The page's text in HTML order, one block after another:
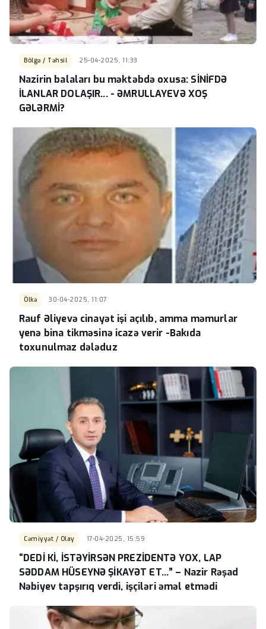
Bölgə / Təhsil 25-04-2025, 11:33
Nazirin balaları bu məktəbdə oxusa: SİNİFDƏ
İLANLAR DOLAŞIR... - ƏMRULLAYEVƏ XOŞ
GƏLƏRMİ?
Ölkə 30-04-2025, 11:07
Rauf Əliyevə cinayət işi açılıb, amma məmurlar
yenə bina tikməsinə icazə verir -Bakıda
toxunulmaz dələduz
Cəmiyyət / Olay 17-04-2025, 15:59
“DEDİ Kİ, İSTƏYİRSƏN PREZİDENTƏ YOX, LAP
SƏDDAM HÜSEYNƏ ŞİKAYƏT ET...” – Nazir Rəşad
Nəbiyev tapşırıq verdi, işçiləri əməl etmədi